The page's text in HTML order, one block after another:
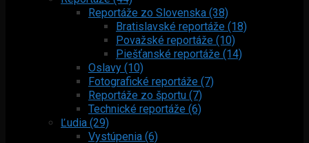
Reportáže zo Slovenska (38)
Bratislavské reportáže (18)
Považské reportáže (10)
Piešťanské reportáže (14)
Oslavy (10)
Fotografické reportáže (7)
Reportáže zo športu (7)
Technické reportáže (6)
Ľudia (29)
Vystúpenia (6)